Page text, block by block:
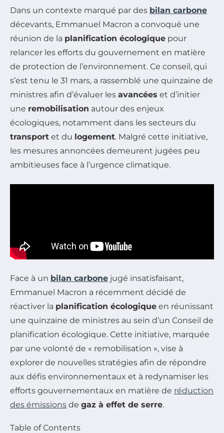
Dans un contexte marqué par des bilan carbone
décevants, Emmanuel Macron a convoqué une
réunion de la planification écologique pour
relancer les efforts du gouvernement en matière
de protection de l’environnement. Ce conseil, qui
s’est tenu le 31 mars, a rassemblé une quinzaine de
ministres afin d’évaluer les avancées et d’initier
une remobilisation autour des enjeux
écologiques, notamment dans les secteurs du
transport et du logement. Malgré cette initiative,
les mesures annoncées demeurent jugées peu
ambitieuses face à l’urgence climatique.
Face à un bilan carbone jugé insatisfaisant,
Emmanuel Macron a récemment décidé de
réactiver la planification écologique en réunissant
une quinzaine de ministres au sein d’un Conseil de
planification écologique. Cette initiative, marquée
par une volonté de « remobilisation », vise à
explorer de nouvelles stratégies afin de répondre
aux défis environnementaux et à redynamiser les
efforts gouvernementaux en matière de réduction
des émissions de gaz à effet de serre.
Table of Contents